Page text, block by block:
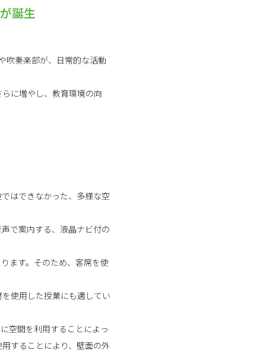
誕生
吹奏楽部が、日常的な活動
に増やし、教育環境の向
はできなかった、多様な空
で案内する、液晶ナビ付の
ます。そのため、客席を使
使用した授業にも適してい
空間を利用することによっ
することにより、壁面の外